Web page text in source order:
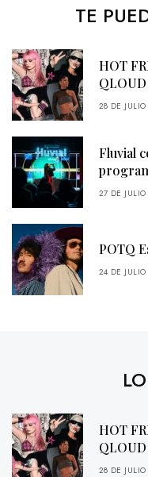
TE
HOT
28 DE
Fluvial
27 DE
POTQ
24 DE
HOT
28 DE